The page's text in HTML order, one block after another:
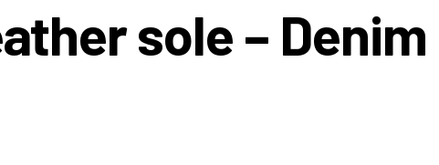
sole – Denim